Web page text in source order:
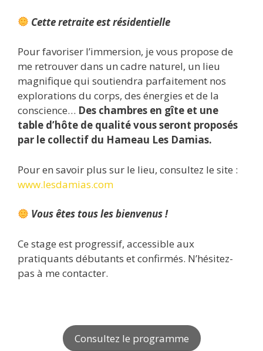
Cette retraite est résidentielle
Pour favoriser l’immersion, je vous propose de
me retrouver dans un cadre naturel, un lieu
magnifique qui soutiendra parfaitement nos
explorations du corps, des énergies et de la
conscience… Des chambres en gîte et une
table d’hôte de qualité vous seront proposés
par le collectif du Hameau Les Damias.
Pour en savoir plus sur le lieu, consultez le site :
www.lesdamias.com
Vous êtes tous les bienvenus !
Ce stage est progressif, accessible aux
pratiquants débutants et confirmés. N’hésitez-
pas à me contacter.
Consultez le programme